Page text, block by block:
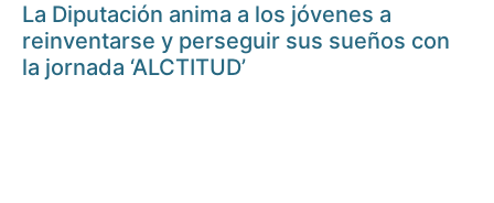
La Diputación anima a los jóvenes a
reinventarse y perseguir sus sueños con
la jornada ‘ALCTITUD’